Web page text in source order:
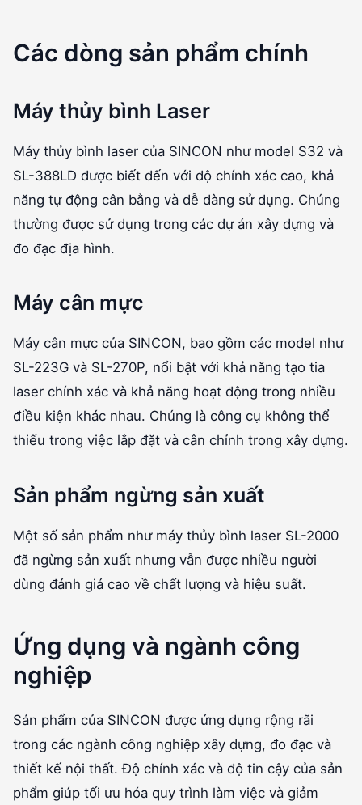
Các dòng sản phẩm chính
Máy thủy bình Laser
Máy thủy bình laser của SINCON như model S32 và
SL-388LD được biết đến với độ chính xác cao, khả
năng tự động cân bằng và dễ dàng sử dụng. Chúng
thường được sử dụng trong các dự án xây dựng và
đo đạc địa hình.
Máy cân mực
Máy cân mực của SINCON, bao gồm các model như
SL-223G và SL-270P, nổi bật với khả năng tạo tia
laser chính xác và khả năng hoạt động trong nhiều
điều kiện khác nhau. Chúng là công cụ không thể
thiếu trong việc lắp đặt và cân chỉnh trong xây dựng.
Sản phẩm ngừng sản xuất
Một số sản phẩm như máy thủy bình laser SL-2000
đã ngừng sản xuất nhưng vẫn được nhiều người
dùng đánh giá cao về chất lượng và hiệu suất.
Ứng dụng và ngành công
nghiệp
Sản phẩm của SINCON được ứng dụng rộng rãi
trong các ngành công nghiệp xây dựng, đo đạc và
thiết kế nội thất. Độ chính xác và độ tin cậy của sản
phẩm giúp tối ưu hóa quy trình làm việc và giảm